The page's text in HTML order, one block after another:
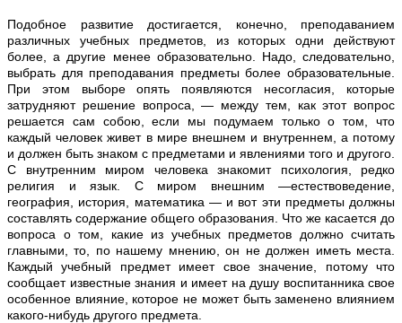
Подобное развитие достигается, конечно, преподаванием
различных учебных предметов, из которых одни действуют
более, a другие менее образовательно. Надо, следовательно,
выбрать для преподавания предметы более образовательные.
При этом выборе опять появляются несогласия, которые
затрудняют решение вопроса, — между тем, как этот вопрос
решается сам собою, если мы подумаем только о том, что
каждый человек живет в мире внешнем и внутреннем, а потому
и должен быть знаком с предметами и явлениями того и другого.
С внутренним миром человека знакомит психология, редко
религия и язык. С миром внешним —естествоведение,
география, история, математика — и вот эти предметы должны
составлять содержание общего образования. Что же касается до
вопроса о том, какие из учебных предметов должно считать
главными, то, по нашему мнению, он не должен иметь места.
Каждый учебный предмет имеет свое значение, потому что
сообщает известные знания и имеет на душу воспитанника свое
особенное влияние, которое не может быть заменено влиянием
какого-нибудь другого предмета.